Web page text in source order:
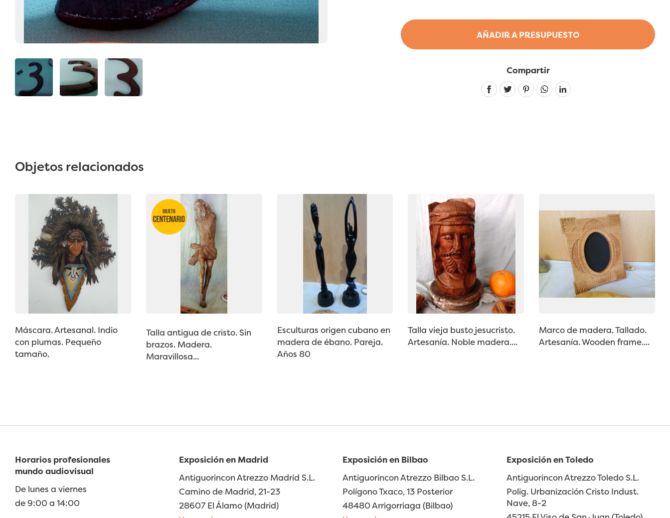
AÑADIR A PRESUPUESTO
Compartir
Linkedin
Objetos relacionados
Máscara. Artesanal. Indio
con plumas. Pequeño
tamaño.
Talla antigua de cristo. Sin
brazos. Madera.
Maravillosa...
Esculturas origen cubano en
madera de ébano. Pareja.
Años 80
Talla vieja busto jesucristo.
Artesanía. Noble madera....
Marco de madera. Tallado.
Artesanía. Wooden frame....
Horarios profesionales
mundo audiovisual
De lunes a viernes
de 9:00 a 14:00
Exposición en Madrid
Antiguorincon Atrezzo Madrid S.L.
Camino de Madrid, 21-23
28607 El Álamo (Madrid)
Exposición en Bilbao
Antiguorincon Atrezzo Bilbao S.L.
Polígono Txaco, 13 Posterior
48480 Arrigorriaga (Bilbao)
Exposición en Toledo
Antiguorincon Atrezzo Toledo S.L.
Polig. Urbanización Cristo Indust.
Nave, 8-2